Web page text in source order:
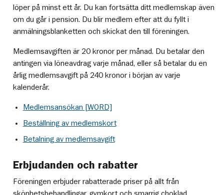
löper på minst ett år. Du kan fortsätta ditt medlemskap även
om du går i pension. Du blir medlem efter att du fyllt i
anmälningsblanketten och skickat den till föreningen.
Medlemsavgiften är 20 kronor per månad. Du betalar den
antingen via löneavdrag varje månad, eller så betalar du en
årlig medlemsavgift på 240 kronor i början av varje
kalenderår.
Medlemsansökan
Beställning av medlemskort
Betalning av medlemsavgift
Erbjudanden och rabatter
Föreningen erbjuder rabatterade priser på allt från